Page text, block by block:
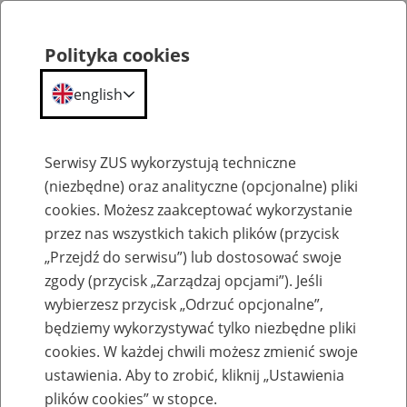
Szkolenia
Zaproś ZUS do siebie: Aktywni 50+
Polityka cookies
english
Serwisy ZUS wykorzystują techniczne
(niezbędne) oraz analityczne (opcjonalne) pliki
cookies. Możesz zaakceptować wykorzystanie
przez nas wszystkich takich plików (przycisk
„Przejdź do serwisu”) lub dostosować swoje
zgody (przycisk „Zarządzaj opcjami”). Jeśli
wybierzesz przycisk „Odrzuć opcjonalne”,
będziemy wykorzystywać tylko niezbędne pliki
cookies. W każdej chwili możesz zmienić swoje
ustawienia. Aby to zrobić, kliknij „Ustawienia
plików cookies” w stopce.